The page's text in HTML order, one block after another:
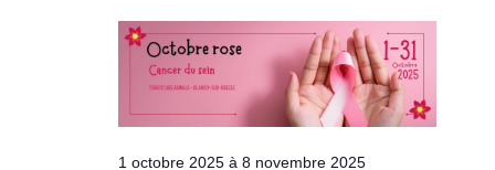
1 octobre 2025 à8 novembre 2025